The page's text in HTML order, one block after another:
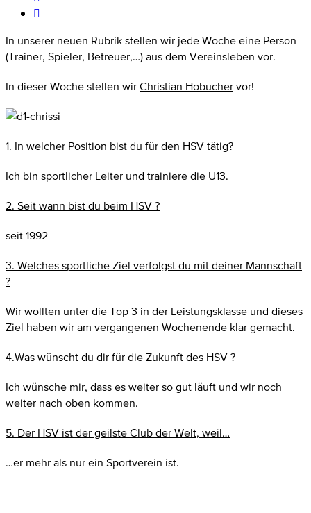
In unserer neuen Rubrik stellen wir jede Woche eine Person
(Trainer, Spieler, Betreuer,…) aus dem Vereinsleben vor.
In dieser Woche stellen wirChristian Hobuchervor!
1. In welcher Position bist du für den HSV tätig?
Ich bin sportlicher Leiter und trainiere die U13.
2. Seit wann bist du beim HSV ?
seit 1992
3. Welches sportliche Ziel verfolgst du mit deiner Mannschaft
?
Wir wollten unter die Top 3 in der Leistungsklasse und dieses
Ziel haben wir am vergangenen Wochenende klar gemacht.
4.Was wünscht du dir für die Zukunft des HSV ?
Ich wünsche mir, dass es weiter so gut läuft und wir noch
weiter nach oben kommen.
5. Der HSV ist der geilste Club der Welt, weil…
…er mehr als nur ein Sportverein ist.